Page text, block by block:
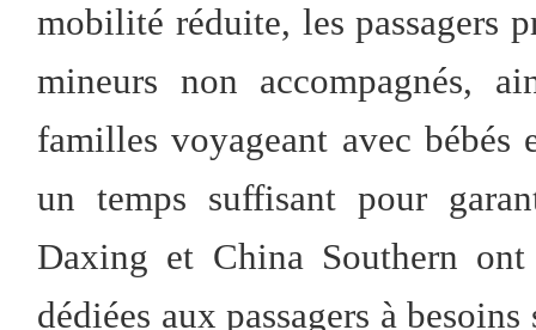
mobilité réduite, les passagers
mineurs non accompagnés,
familles voyageant avec bébés
un temps suffisant pour
Daxing et China Southern
dédiées aux passagers à